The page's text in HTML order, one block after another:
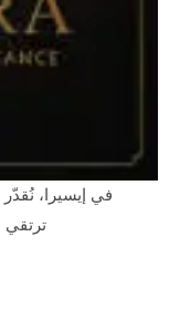
في إيسيرا،
ترتقي